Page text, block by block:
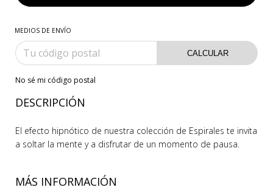
MEDIOS DE ENVÍO
CALCULAR
No sé mi código postal
DESCRIPCIÓN
El efecto hipnótico de nuestra colección de Espirales te invita
a soltar la mente y a disfrutar de un momento de pausa.
MÁS INFORMACIÓN